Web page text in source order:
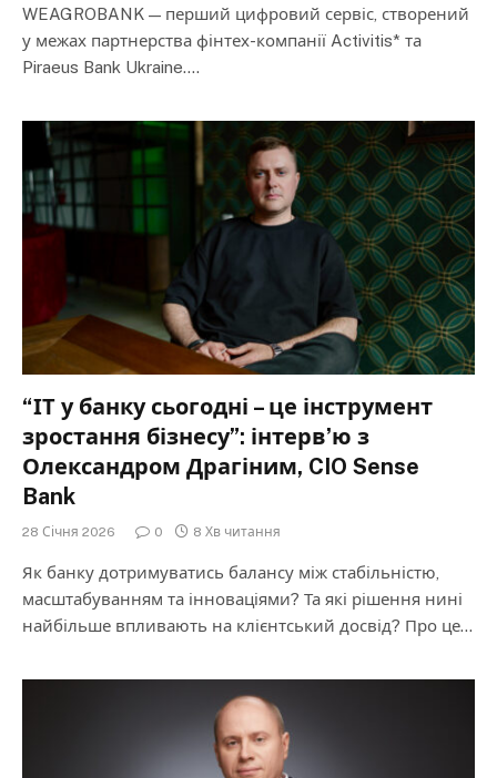
WEAGROBANK — перший цифровий сервіс, створений
у межах партнерства фінтех-компанії Activitis* та
Piraeus Bank Ukraine.…
“ІТ у банку сьогодні – це інструмент
зростання бізнесу”: інтервʼю з
Олександром Драгіним, CIO Sense
Bank
28 Січня 2026 0 8 Хв читання
Як банку дотримуватись балансу між стабільністю,
масштабуванням та інноваціями? Та які рішення нині
найбільше впливають на клієнтський досвід? Про це…